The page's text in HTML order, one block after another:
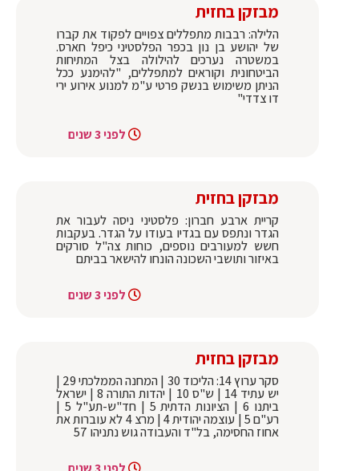
מבזקן בחזית
הלילה: רבבות מתפללים צפויים לפקוד את קברו
של יהושע בן נון בכפר הפלסטיני כיפל חארס.
במשטרה נערכים להילולה בצל המתיחות
הביטחונית וקוראים למתפללים, "להימנע ככל
הניתן משימוש בנשק פרטי ע"מ למנוע אירוע ירי
דו צדדי"
לפני 3 שנים
מבזקן בחזית
קריית ארבע חברון: פלסטיני ניסה לעבור את
הגדר ונתפס עם בגדיו בעודו על הגדר. בעקבות
חשש למעורבים נוספים, כוחות צה"ל סורקים
באיזור ותושבי השכונה הונחו להישאר בביתם
לפני 3 שנים
מבזקן בחזית
סקר ערוץ 14: הליכוד 30 | המחנה הממלכתי 29 |
יש עתיד 14 | ש"ס 10 | יהדות התורה 8 | ישראל
ביתנו 6 | הציונות הדתית 5 | חד"ש-תע"ל 5 |
רע"ם 5 | עוצמה יהודית 4 | מרצ 4 לא עוברות את
אחוז החסימה, בל"ד והעבודה גוש נתניהו 57